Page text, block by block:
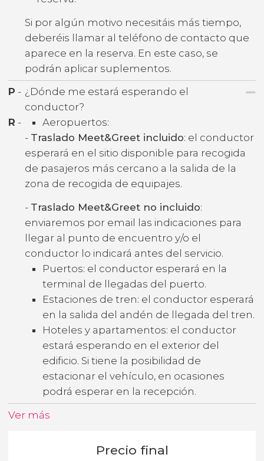
Si por algún motivo necesitáis más tiempo,
deberéis llamar al teléfono de contacto que
aparece en la reserva. En este caso, se
podrán aplicar suplementos.
P - ¿Dónde me estará esperando el
conductor?
R -
Aeropuertos:
- Traslado Meet&Greet incluido: el conductor
esperará en el sitio disponible para recogida
de pasajeros más cercano a la salida de la
zona de recogida de equipajes.
- Traslado Meet&Greet no incluido:
enviaremos por email las indicaciones para
llegar al punto de encuentro y/o el
conductor lo indicará antes del servicio.
Puertos: el conductor esperará en la
terminal de llegadas del puerto.
Estaciones de tren: el conductor esperará
en la salida del andén de llegada del tren.
Hoteles y apartamentos: el conductor
estará esperando en el exterior del
edificio. Si tiene la posibilidad de
estacionar el vehículo, en ocasiones
podrá esperar en la recepción.
Ver más
Precio final